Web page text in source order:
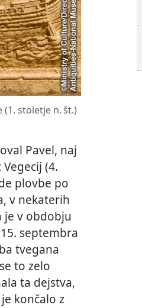
stoletje n. št.)
Pavel, naj
(4.
plovbe po
v nekaterih
je v obdobju
septembra
tvegana
to zelo
ta dejstva,
končalo z